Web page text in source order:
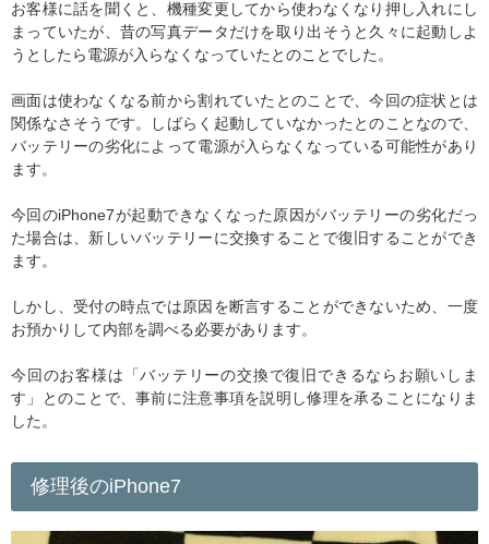
お客様に話を聞くと、機種変更してから使わなくなり押し入れにし
まっていたが、昔の写真データだけを取り出そうと久々に起動しよ
うとしたら電源が入らなくなっていたとのことでした。
画面は使わなくなる前から割れていたとのことで、今回の症状とは
関係なさそうです。しばらく起動していなかったとのことなので、
バッテリーの劣化によって電源が入らなくなっている可能性があり
ます。
今回のiPhone7が起動できなくなった原因がバッテリーの劣化だっ
た場合は、新しいバッテリーに交換することで復旧することができ
ます。
しかし、受付の時点では原因を断言することができないため、一度
お預かりして内部を調べる必要があります。
今回のお客様は「バッテリーの交換で復旧できるならお願いしま
す」とのことで、事前に注意事項を説明し修理を承ることになりま
した。
修理後のiPhone7